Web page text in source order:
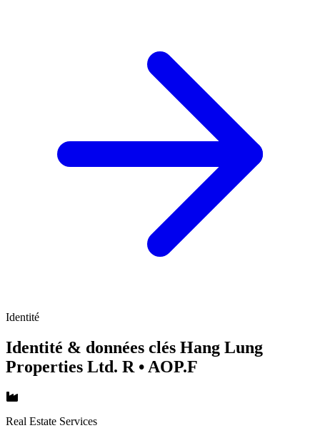
Identité
Identité & données clés Hang Lung
Properties Ltd. R • AOP.F
Real Estate Services